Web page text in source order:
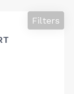
Filters